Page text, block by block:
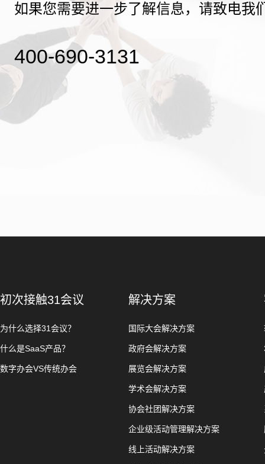
如果您需要进一步了解信息，请致电我
400-690-3131
初次接触31会议
为什么选择31会议？
什么是SaaS产品？
数字办会VS传统办会
解决方案
国际大会解决方案
政府会解决方案
展览会解决方案
学术会解决方案
协会社团解决方案
企业级活动管理解决方案
线上活动解决方案